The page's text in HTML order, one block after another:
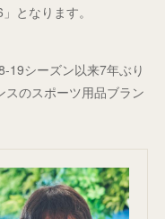
となります。
19シーズン以来7年ぶり
スのスポーツ用品ブラン